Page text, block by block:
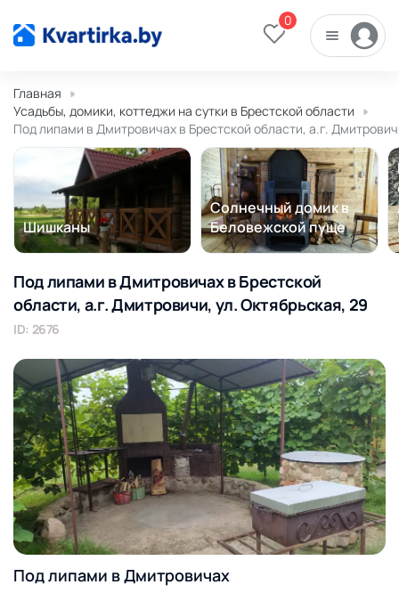
0
Главная
Усадьбы, домики, коттеджи на сутки в Брестской области
Под липами в Дмитровичах в Брестской области, а.г.
Шишканы
Солнечный домик в
Беловежской пуще
Под липами в Дмитровичах в Брестской
области, а.г. Дмитровичи, ул. Октябрьская, 29
ID: 2676
Под липами в Дмитровичах